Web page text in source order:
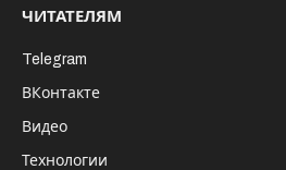
ЧИТАТЕЛЯМ
Telegram
ВКонтакте
Видео
Технологии